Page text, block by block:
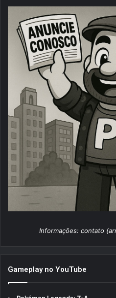
Informações: contato
Gameplay no YouTube